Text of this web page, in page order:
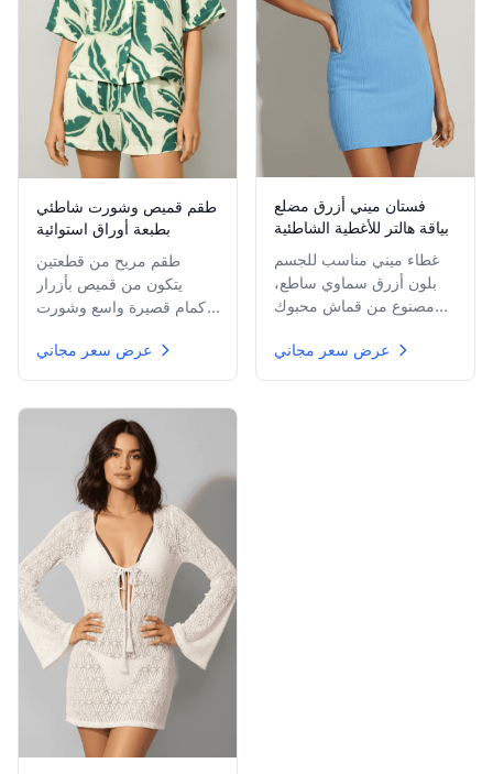
طقم قميص وشورت شاطئي
بطبعة أوراق استوائية
طقم مريح من قطعتين
يتكون من قميص بأزرار
بأكمام قصيرة واسع وشورت
كلاهما مزين بنمط أوراق
استوائية خضراء ملفتة
عرض سعر مجاني
فستان ميني أزرق مضلع
بياقة هالتر للأغطية الشاطئية
غطاء ميني مناسب للجسم
بلون أزرق سماوي ساطع،
مصنوع من قماش محبوك
هالتر أنيقة تُربط عند القفا
وقصة bodycon ضيقة.
عرض سعر مجاني